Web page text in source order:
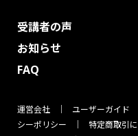
受講者の声
お知らせ
FAQ
運営会社 ユーザーガイド
シーポリシー
特定商取引